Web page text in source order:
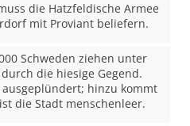
die Hatzfeldische Armee
mit Proviant beliefern.
Schweden ziehen unter
die hiesige Gegend.
hinzu kommt
die Stadt menschenleer.